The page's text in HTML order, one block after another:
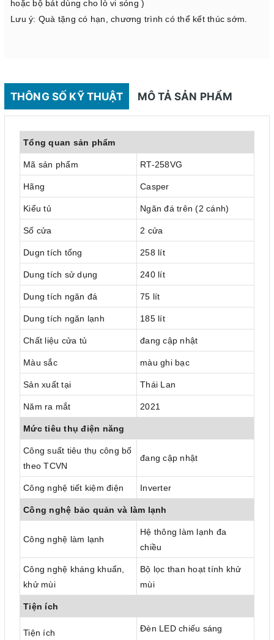
hoặc bộ bát dùng cho lò vi sóng )
Lưu ý: Quà tặng có hạn, chương trình có thể kết thúc sớm.
THÔNG SỐ KỸ THUẬT MÔ TẢ SẢN PHẨM
Tổng quan sản phẩm
Mã sản phẩm RT-258VG
Hãng Casper
Kiểu tủ Ngăn đá trên (2 cánh)
Số cửa 2 cửa
Dugn tích tổng 258 lít
Dung tích sử dụng 240 lít
Dung tích ngăn đá 75 lít
Dung tích ngăn lạnh 185 lít
Chất liệu cửa tủ đang cập nhật
Màu sắc màu ghi bạc
Sản xuất tại Thái Lan
Năm ra mắt 2021
Mức tiêu thụ điện năng
Công suất tiêu thụ công bố
theo TCVN
đang cập nhật
Công nghệ tiết kiệm điện Inverter
Công nghệ bảo quản và làm lạnh
Công nghệ làm lạnh
Hệ thông làm lạnh đa
chiều
Công nghệ kháng khuẩn,
khử mùi
Bộ lọc than hoạt tính khử
mùi
Tiện ích
Tiện ích Đèn LED chiếu sáng